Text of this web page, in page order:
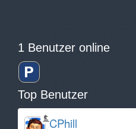
1 Benutzer online
Top Benutzer
CPhill